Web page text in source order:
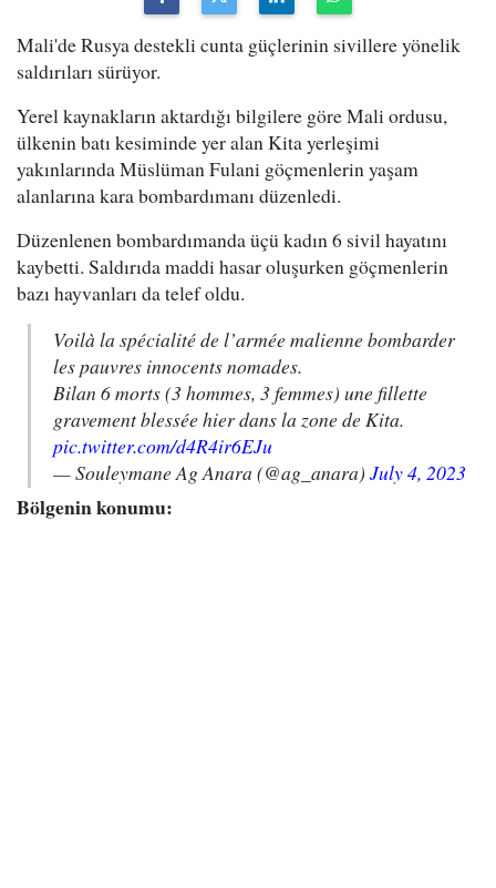
Mali'de Rusya destekli cunta güçlerinin sivillere yönelik
saldırıları sürüyor.
Yerel kaynakların aktardığı bilgilere göre Mali ordusu,
ülkenin batı kesiminde yer alan Kita yerleşimi
yakınlarında Müslüman Fulani göçmenlerin yaşam
alanlarına kara bombardımanı düzenledi.
Düzenlenen bombardımanda üçü kadın 6 sivil hayatını
kaybetti. Saldırıda maddi hasar oluşurken göçmenlerin
bazı hayvanları da telef oldu.
Voilà la spécialité de l’armée malienne bombarder
les pauvres innocents nomades.
Bilan 6 morts (3 hommes, 3 femmes) une fillette
gravement blessée hier dans la zone de Kita.
pic.twitter.com/d4R4ir6EJu
— Souleymane Ag Anara (@ag_anara) July 4, 2023
Bölgenin konumu: